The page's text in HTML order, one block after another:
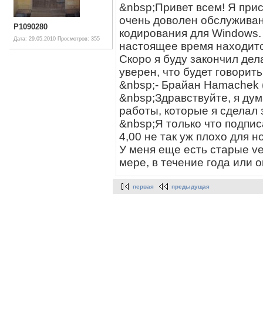
P1090280
Дата: 29.05.2010 Просмотров: 355
&nbsp;Привет всем! Я
очень доволен
кодирования для
настоящее время
Скоро я буду закончил
уверен, что будет
&nbsp;- Брайан Hamachek
&nbsp;Здравствуйте, я
работы, которые я сделал
&nbsp;Я только что
4,00 не так уж плохо для
У меня еще есть старые
мере, в течение года или
первая предыдущая